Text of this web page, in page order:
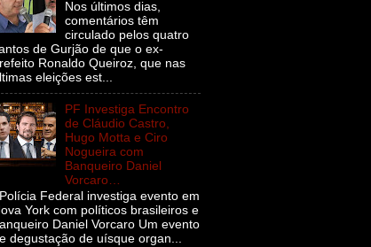
Nos últimos dias,
comentários têm
circulado pelos quatro
de Gurjão de que o ex-
Ronaldo Queiroz, que nas
eleições est...
PF Investiga Encontro
de Cláudio Castro,
Hugo Motta e Ciro
Nogueira com
Banqueiro Daniel
Vorcaro…
Federal investiga evento em
York com políticos brasileiros e
Daniel Vorcaro Um evento
degustação de uísque organ...